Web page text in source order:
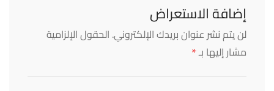
إضافة الاستعراض
لن يتم نشر عنوان بريدك الإلكتروني. الحقول الإلزامية
مشار إليها بـ*